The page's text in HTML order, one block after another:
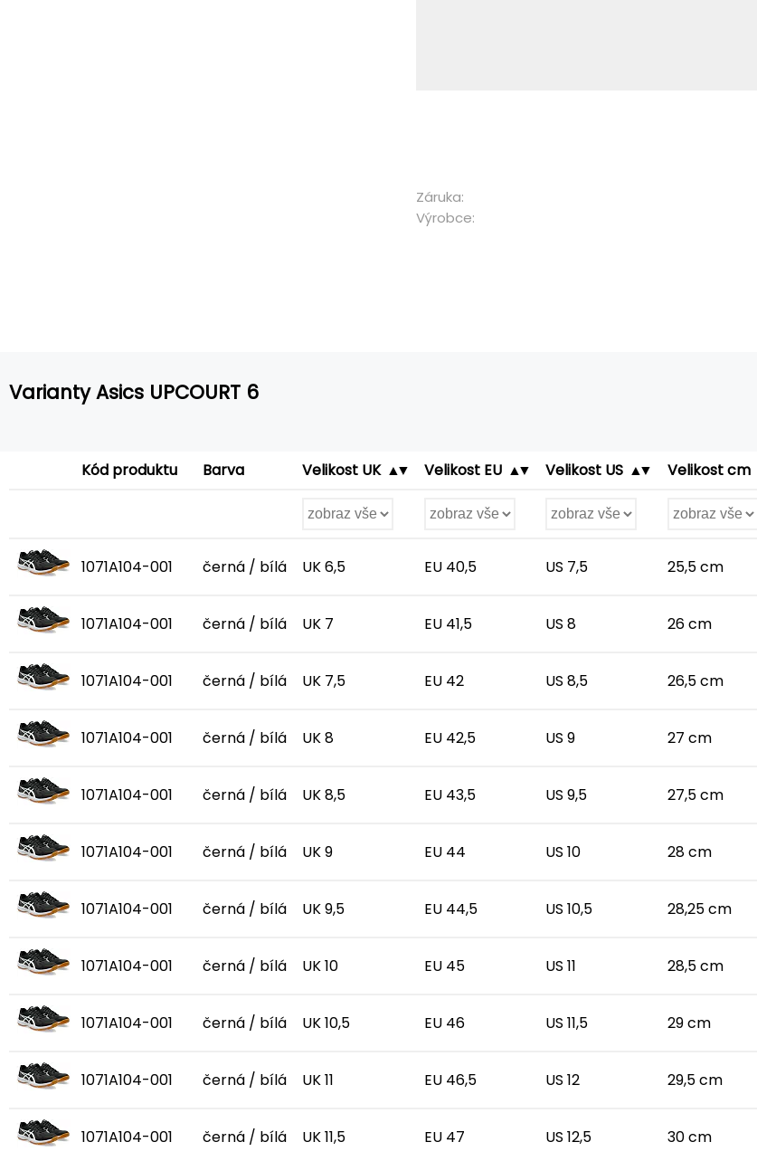
Záruka:
Výrobce:
Varianty Asics UPCOURT 6
Kód produktu Barva Velikost UK Velikost EU Velikost US Velikost cm
1071A104-001 černá / bílá UK 6,5 EU 40,5 US 7,5 25,5 cm
1071A104-001 černá / bílá UK 7 EU 41,5 US 8 26 cm
1071A104-001 černá / bílá UK 7,5 EU 42 US 8,5 26,5 cm
1071A104-001 černá / bílá UK 8 EU 42,5 US 9 27 cm
1071A104-001 černá / bílá UK 8,5 EU 43,5 US 9,5 27,5 cm
1071A104-001 černá / bílá UK 9 EU 44 US 10 28 cm
1071A104-001 černá / bílá UK 9,5 EU 44,5 US 10,5 28,25 cm
1071A104-001 černá / bílá UK 10 EU 45 US 11 28,5 cm
1071A104-001 černá / bílá UK 10,5 EU 46 US 11,5 29 cm
1071A104-001 černá / bílá UK 11 EU 46,5 US 12 29,5 cm
1071A104-001 černá / bílá UK 11,5 EU 47 US 12,5 30 cm